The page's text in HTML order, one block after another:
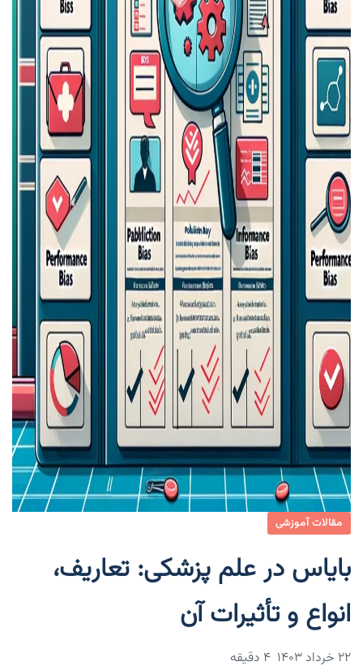
مقالات آموزشی
بایاس در علم پزشکی: تعاریف،
انواع و تأثیرات آن
۲۲ خرداد ۱۴۰۳